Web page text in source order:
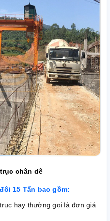
chân dê
15 Tấn bao gồm:
hay thường gọi là đơn giá